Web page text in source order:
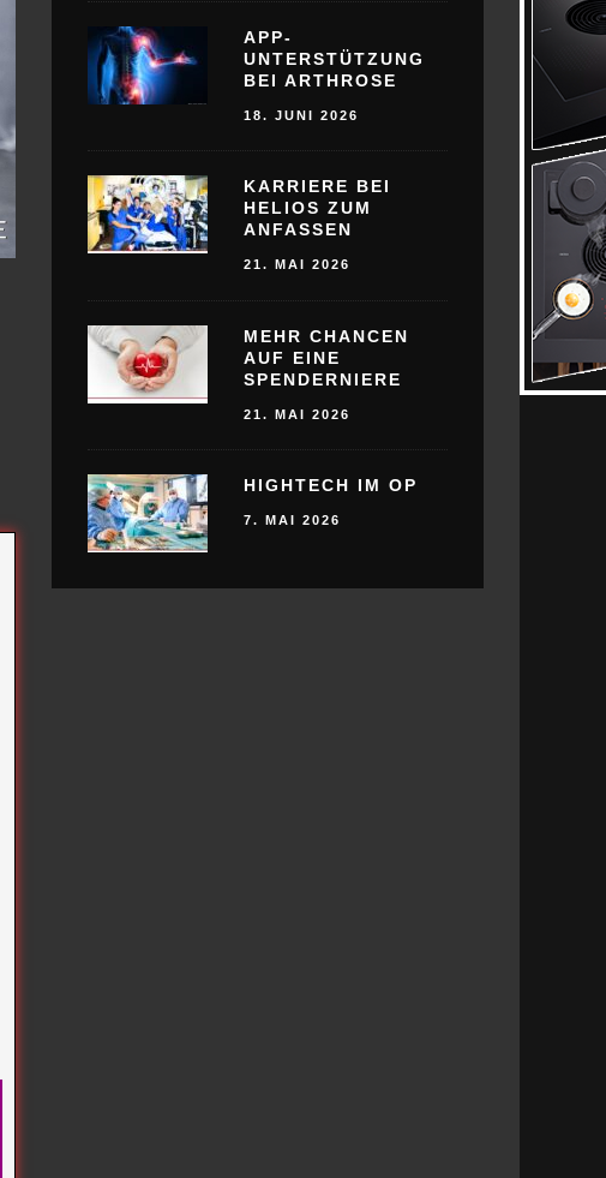
APP-
UNTERSTÜTZUNG
BEI ARTHROSE
18. JUNI 2026
KARRIERE BEI
HELIOS ZUM
ANFASSEN
21. MAI 2026
MEHR CHANCEN
AUF EINE
SPENDERNIERE
21. MAI 2026
HIGHTECH IM OP
7. MAI 2026